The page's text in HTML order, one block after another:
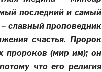
последний и самый
славный проповедник
счастья. Пророк
пророков (мир им); он
что его религия